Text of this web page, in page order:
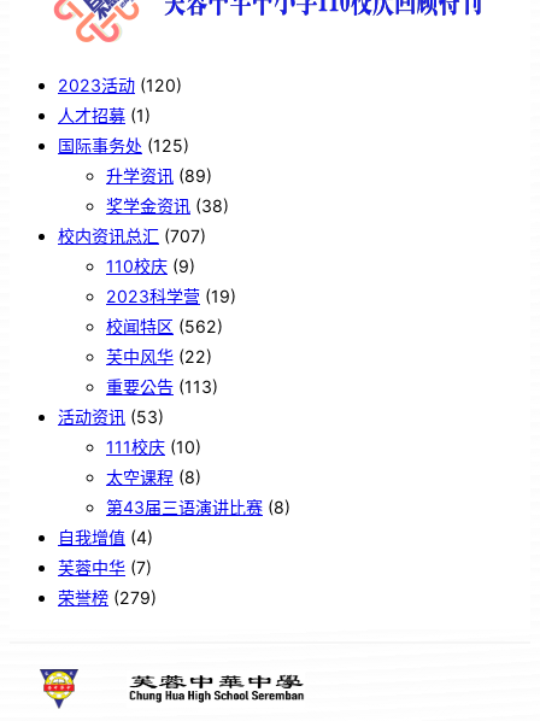
2023活动 (120)
人才招募 (1)
国际事务处 (125)
升学资讯 (89)
奖学金资讯 (38)
校内资讯总汇 (707)
110校庆 (9)
2023科学营 (19)
校闻特区 (562)
芙中风华 (22)
重要公告 (113)
活动资讯 (53)
111校庆 (10)
太空课程 (8)
第43届三语演讲比赛 (8)
自我增值 (4)
芙蓉中华 (7)
荣誉榜 (279)